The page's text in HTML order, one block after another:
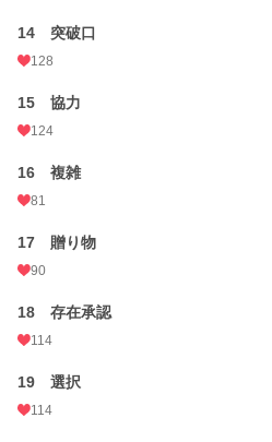
14 突破口
128
15 協力
124
16 複雑
81
17 贈り物
90
18 存在承認
114
19 選択
114